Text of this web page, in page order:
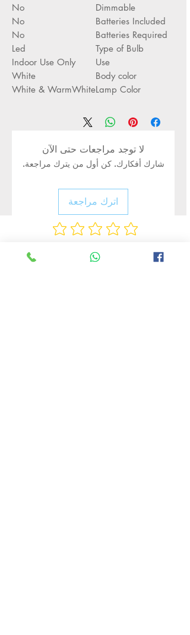
Dimmable
‎No
Batteries Included
‎No
Batteries Required
‎No
Type of Bulb
‎Led
Use
‎Indoor Use Only
Body color
‎White
Lamp Color
‎White & WarmWhite
لا توجد مراجعات حتى الآن
شارك أفكارك. كن أول من يترك مراجعة.
اترك مراجعة